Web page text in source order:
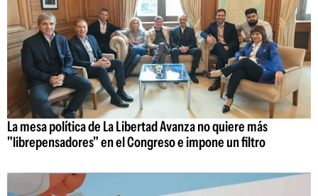
La mesa política de La Libertad Avanza no quiere más
"librepensadores" en el Congreso e impone un filtro